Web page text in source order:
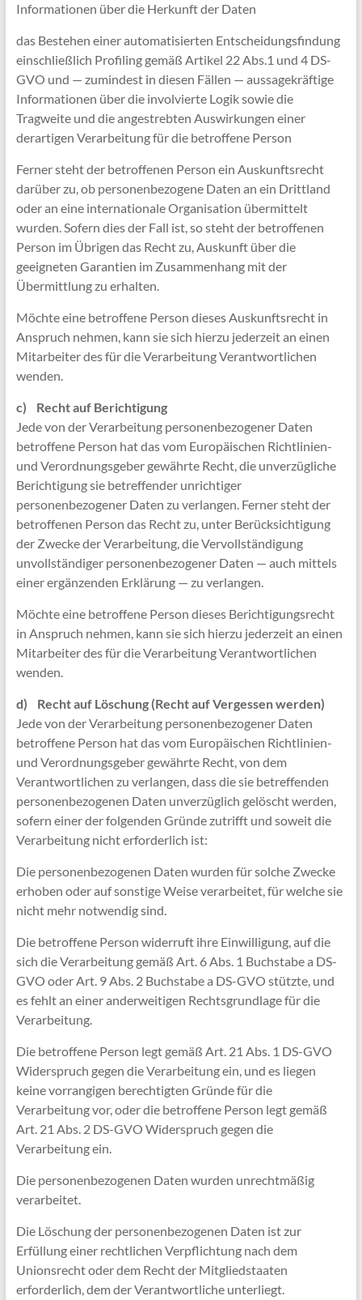
Informationen über die Herkunft der Daten
das Bestehen einer automatisierten Entscheidungsfindung
einschließlich Profiling gemäß Artikel 22 Abs.1 und 4 DS-
GVO und — zumindest in diesen Fällen — aussagekräftige
Informationen über die involvierte Logik sowie die
Tragweite und die angestrebten Auswirkungen einer
derartigen Verarbeitung für die betroffene Person
Ferner steht der betroffenen Person ein Auskunftsrecht
darüber zu, ob personenbezogene Daten an ein Drittland
oder an eine internationale Organisation übermittelt
wurden. Sofern dies der Fall ist, so steht der betroffenen
Person im Übrigen das Recht zu, Auskunft über die
geeigneten Garantien im Zusammenhang mit der
Übermittlung zu erhalten.
Möchte eine betroffene Person dieses Auskunftsrecht in
Anspruch nehmen, kann sie sich hierzu jederzeit an einen
Mitarbeiter des für die Verarbeitung Verantwortlichen
wenden.
c) Recht auf Berichtigung
Jede von der Verarbeitung personenbezogener Daten
betroffene Person hat das vom Europäischen Richtlinien-
und Verordnungsgeber gewährte Recht, die unverzügliche
Berichtigung sie betreffender unrichtiger
personenbezogener Daten zu verlangen. Ferner steht der
betroffenen Person das Recht zu, unter Berücksichtigung
der Zwecke der Verarbeitung, die Vervollständigung
unvollständiger personenbezogener Daten — auch mittels
einer ergänzenden Erklärung — zu verlangen.
Möchte eine betroffene Person dieses Berichtigungsrecht
in Anspruch nehmen, kann sie sich hierzu jederzeit an einen
Mitarbeiter des für die Verarbeitung Verantwortlichen
wenden.
d) Recht auf Löschung (Recht auf Vergessen werden)
Jede von der Verarbeitung personenbezogener Daten
betroffene Person hat das vom Europäischen Richtlinien-
und Verordnungsgeber gewährte Recht, von dem
Verantwortlichen zu verlangen, dass die sie betreffenden
personenbezogenen Daten unverzüglich gelöscht werden,
sofern einer der folgenden Gründe zutrifft und soweit die
Verarbeitung nicht erforderlich ist:
Die personenbezogenen Daten wurden für solche Zwecke
erhoben oder auf sonstige Weise verarbeitet, für welche sie
nicht mehr notwendig sind.
Die betroffene Person widerruft ihre Einwilligung, auf die
sich die Verarbeitung gemäß Art. 6 Abs. 1 Buchstabe a DS-
GVO oder Art. 9 Abs. 2 Buchstabe a DS-GVO stützte, und
es fehlt an einer anderweitigen Rechtsgrundlage für die
Verarbeitung.
Die betroffene Person legt gemäß Art. 21 Abs. 1 DS-GVO
Widerspruch gegen die Verarbeitung ein, und es liegen
keine vorrangigen berechtigten Gründe für die
Verarbeitung vor, oder die betroffene Person legt gemäß
Art. 21 Abs. 2 DS-GVO Widerspruch gegen die
Verarbeitung ein.
Die personenbezogenen Daten wurden unrechtmäßig
verarbeitet.
Die Löschung der personenbezogenen Daten ist zur
Erfüllung einer rechtlichen Verpflichtung nach dem
Unionsrecht oder dem Recht der Mitgliedstaaten
erforderlich, dem der Verantwortliche unterliegt.